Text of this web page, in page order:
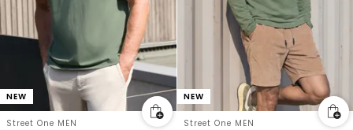
NEW
Street One MEN
NEW
Street One MEN